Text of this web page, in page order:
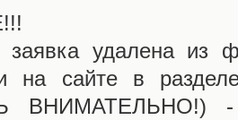
удалена из
на сайте в
ВНИМАТЕЛЬНО!)